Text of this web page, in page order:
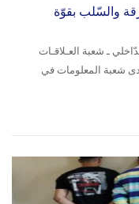
والسّلب بقوّة
ـ شعبة العـلاقـات
لدى شعبة المعلومات في